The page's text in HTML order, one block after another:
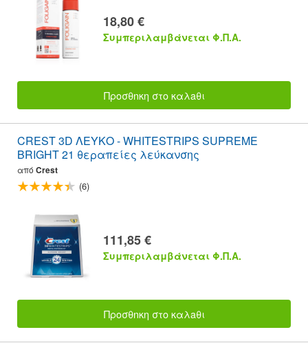
18,80 €
Συμπεριλαμβάνεται Φ.Π.Α.
Προσθnκη στο καλaθι
CREST 3D ΛΕΥΚΟ - WHITESTRIPS SUPREME
BRIGHT 21 θεραπείες λεύκανσης
από Crest
(6)
111,85 €
Συμπεριλαμβάνεται Φ.Π.Α.
Προσθnκη στο καλaθι